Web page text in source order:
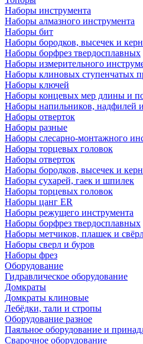
Наборы инструмента
Наборы алмазного инструмента
Наборы бит
Наборы бородков, высечек и
Наборы борфрез твердосплавных
Наборы измерительного
Наборы клиновых ступенчатых
Наборы ключей
Наборы концевых мер длины и
Наборы напильников, надфилей
Наборы отверток
Наборы разные
Наборы слесарно-монтажного
Наборы торцевых головок
Наборы отверток
Наборы бородков, высечек и
Наборы сухарей, гаек и шпилек
Наборы торцевых головок
Наборы цанг ER
Наборы режущего инструмента
Наборы борфрез твердосплавных
Наборы метчиков, плашек и
Наборы сверл и буров
Наборы фрез
Оборудование
Гидравлическое оборудование
Домкраты
Домкраты клиновые
Лебёдки, тали и стропы
Оборудование разное
Паяльное оборудование и
Сварочное оборудование